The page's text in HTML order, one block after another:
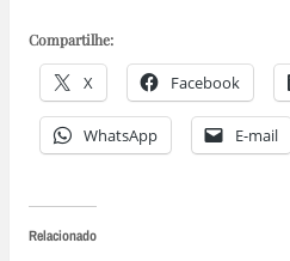
Compartilhe:
X Facebook
WhatsApp E-mail
Relacionado